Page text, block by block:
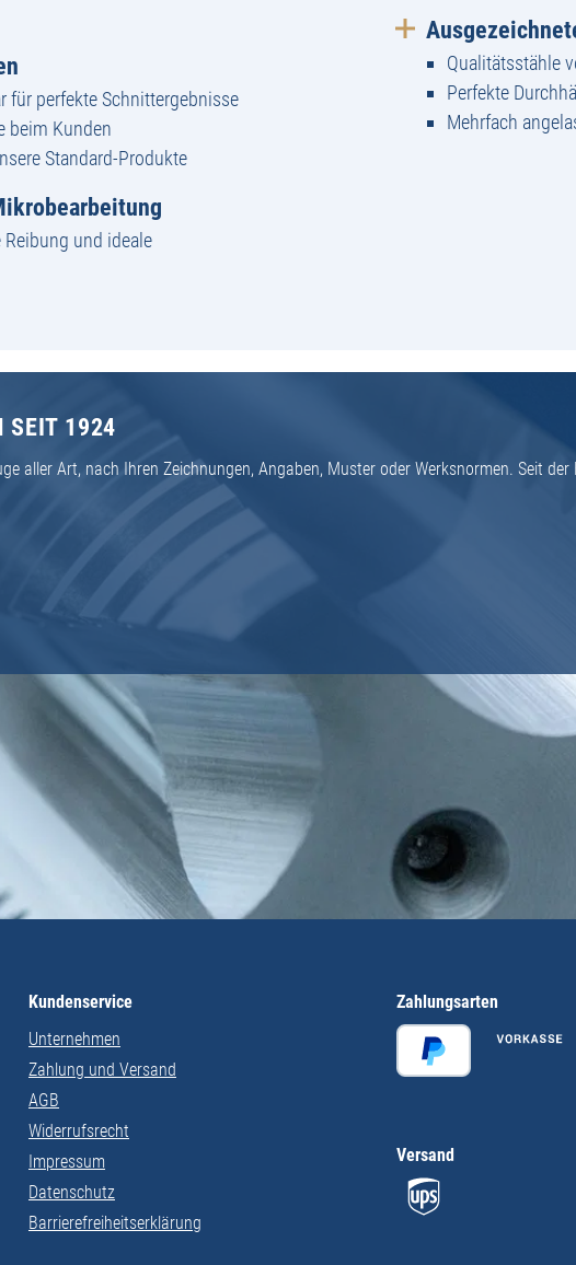
für perfekte Schnittergebnisse
beim Kunden
Standard-Produkte
und ideale
Qualitätsstähle
Perfekte
Mehrfach
SEIT 1924
aller Art, nach Ihren Zeichnungen, Angaben, Muster oder Werksnormen. Seit
Kundenservice
Unternehmen
Zahlung und Versand
AGB
Widerrufsrecht
Impressum
Datenschutz
Barrierefreiheitserklärung
Zahlungsarten
Versand